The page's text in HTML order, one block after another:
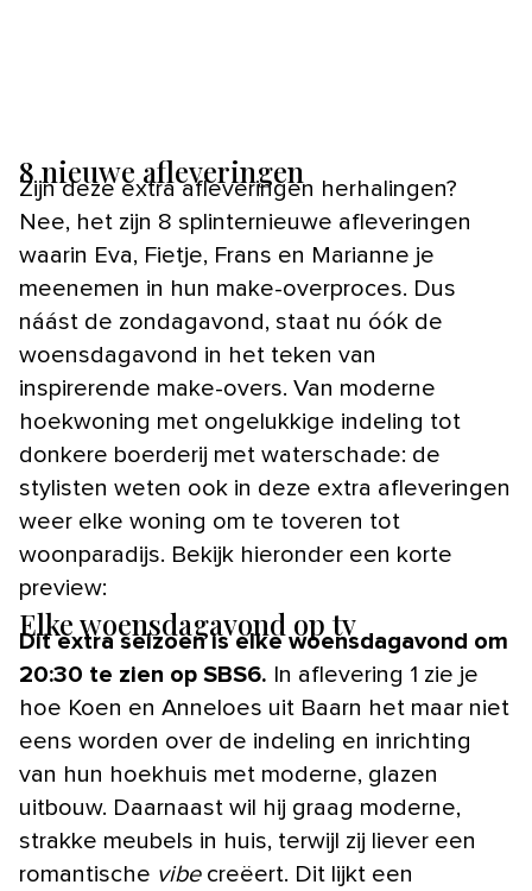
8 nieuwe afleveringen
Zijn deze extra afleveringen herhalingen?
Nee, het zijn 8 splinternieuwe afleveringen
waarin Eva, Fietje, Frans en Marianne je
meenemen in hun make-overproces. Dus
náást de zondagavond, staat nu óók de
woensdagavond in het teken van
inspirerende make-overs. Van moderne
hoekwoning met ongelukkige indeling tot
donkere boerderij met waterschade: de
stylisten weten ook in deze extra afleveringen
weer elke woning om te toveren tot
woonparadijs. Bekijk hieronder een korte
preview:
Elke woensdagavond op tv
Dit extra seizoen is elke woensdagavond om
20:30 te zien op SBS6. In aflevering 1 zie je
hoe Koen en Anneloes uit Baarn het maar niet
eens worden over de indeling en inrichting
van hun hoekhuis met moderne, glazen
uitbouw. Daarnaast wil hij graag moderne,
strakke meubels in huis, terwijl zij liever een
romantische vibe creëert. Dit lijkt een